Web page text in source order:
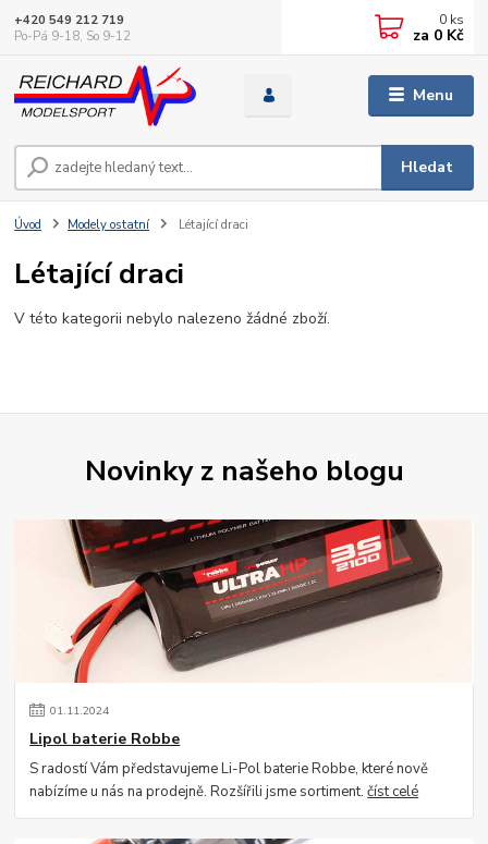
Menu
Hledat
+420 549 212 719
Po-Pá 9-18, So 9-12
0 ks
za 0 Kč
Úvod Modely ostatní Létající draci
Létající draci
V této kategorii nebylo nalezeno žádné zboží.
Novinky z našeho blogu
01.11.2024
Lipol baterie Robbe
S radostí Vám představujeme Li-Pol baterie Robbe, které nově
nabízíme u nás na prodejně. Rozšířili jsme sortiment.číst celé